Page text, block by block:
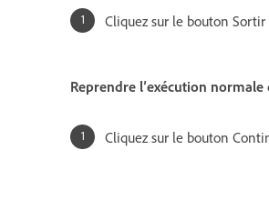
Cliquez sur le bouton
Reprendre l’exécution normale
Cliquez sur le bouton